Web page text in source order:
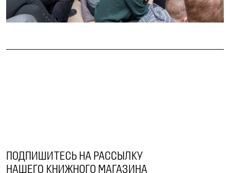
ПОДПИШИТЕСЬ НА РАССЫЛКУ
НАШЕГО КНИЖНОГО МАГАЗИНА